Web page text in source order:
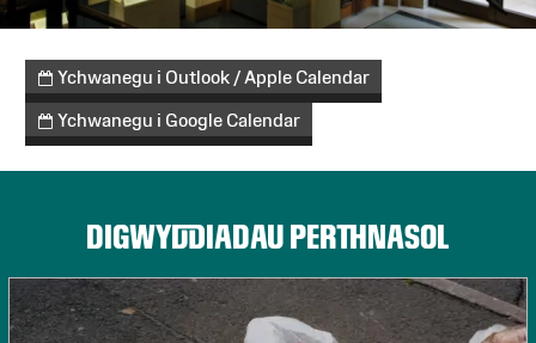
Ychwanegu i Outlook / Apple Calendar
Ychwanegu i Google Calendar
DIGWYDDIADAU PERTHNASOL